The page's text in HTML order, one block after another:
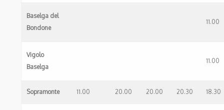
Baselga del
Bondone
11.00
Vigolo
Baselga
11.00
Sopramonte 11.00 20.00 20.00 20.30 18.30